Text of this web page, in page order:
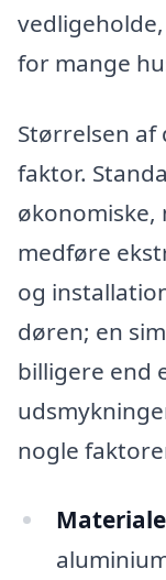
for mange
Størrelsen af
faktor.
økonomiske,
medføre
og
døren; en
billigere end
nogle